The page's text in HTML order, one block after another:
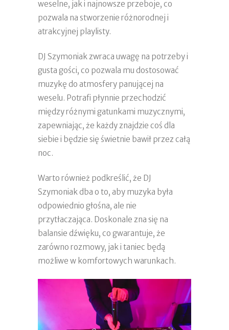
weselne, jak i najnowsze przeboje, co
pozwala na stworzenie różnorodnej i
atrakcyjnej playlisty.
DJ Szymoniak zwraca uwagę na potrzeby i
gusta gości, co pozwala mu dostosować
muzykę do atmosfery panującej na
weselu. Potrafi płynnie przechodzić
między różnymi gatunkami muzycznymi,
zapewniając, że każdy znajdzie coś dla
siebie i będzie się świetnie bawił przez całą
noc.
Warto również podkreślić, że DJ
Szymoniak dba o to, aby muzyka była
odpowiednio głośna, ale nie
przytłaczająca. Doskonale zna się na
balansie dźwięku, co gwarantuje, że
zarówno rozmowy, jak i taniec będą
możliwe w komfortowych warunkach.